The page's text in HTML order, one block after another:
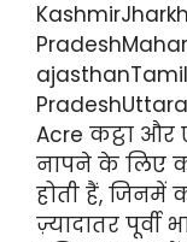
Acre कट्ठा
नापने के लिए
होती हैं, जिनमें
ज़्यादातर